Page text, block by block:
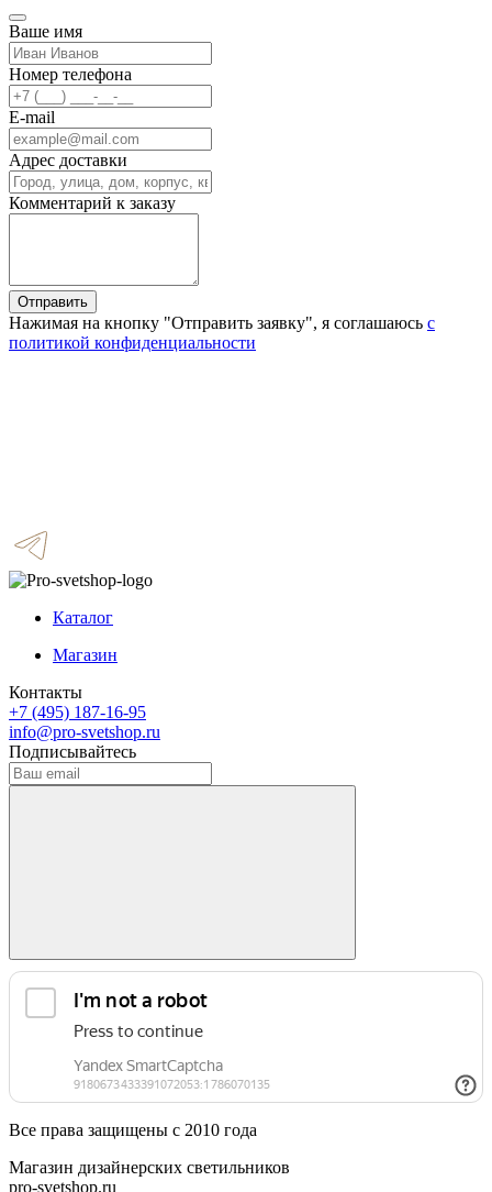
Ваше имя
Номер телефона
E-mail
Адрес доставки
Комментарий к заказу
Отправить
Нажимая на кнопку "Отправить заявку", я соглашаюсь с
политикой конфиденциальности
Каталог
Магазин
Контакты
+7 (495) 187-16-95
info@pro-svetshop.ru
Подписывайтесь
Все права защищены с 2010 года
Магазин дизайнерских светильников
pro-svetshop.ru